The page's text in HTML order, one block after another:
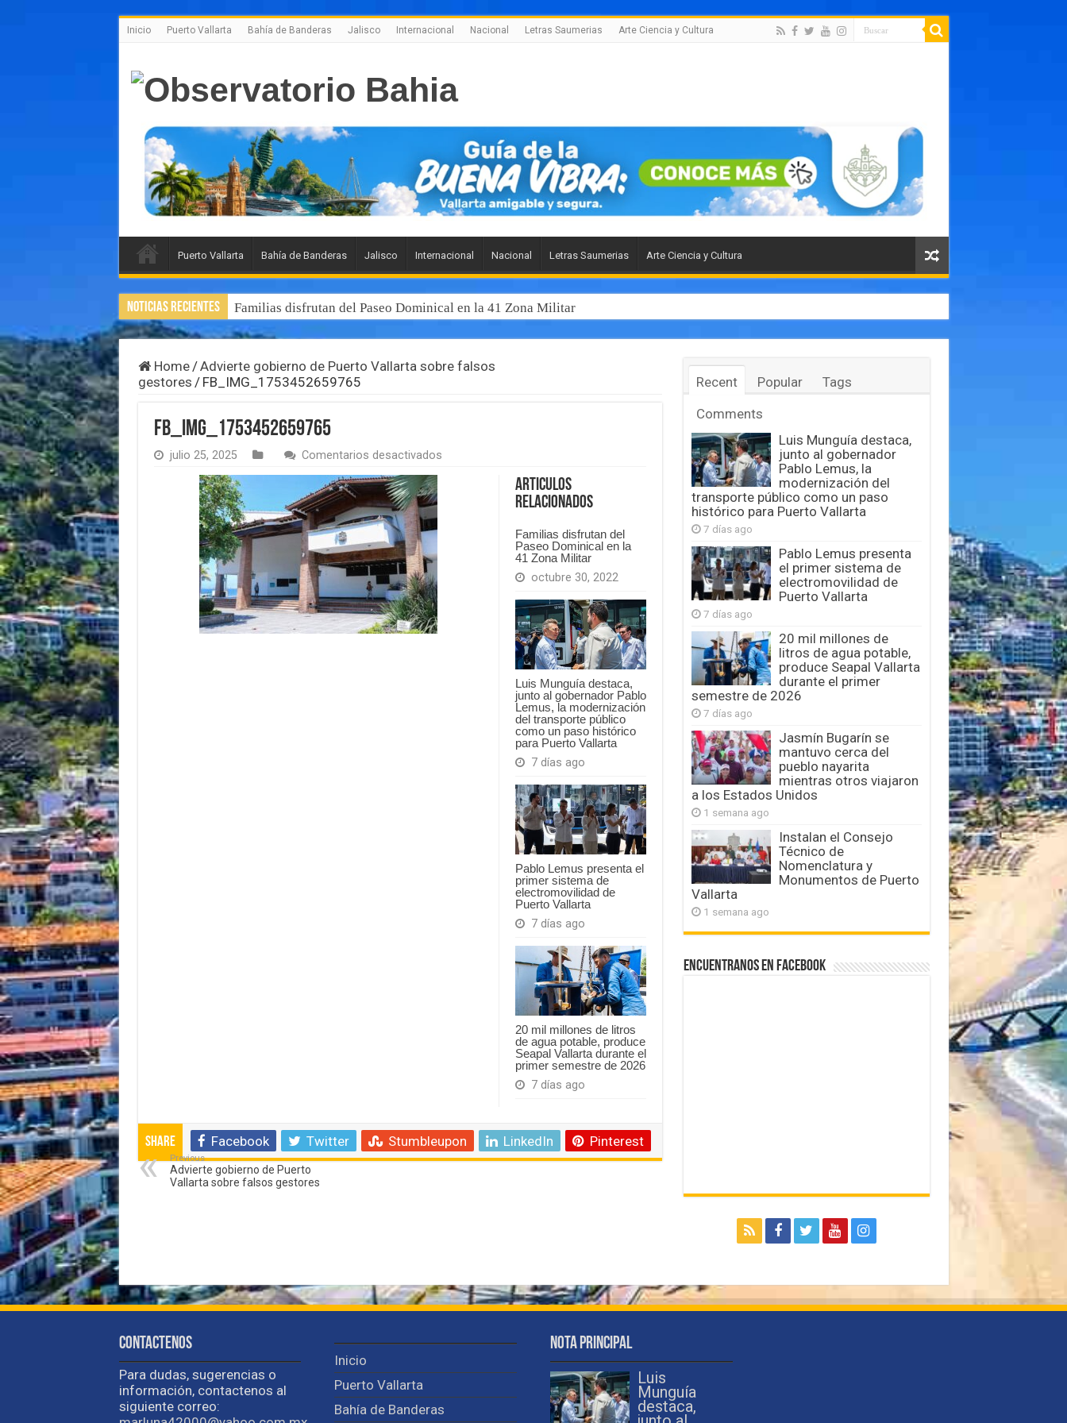
Inicio Puerto Vallarta Bahía de Banderas Jalisco Internacional Nacional Letras Saumerias Arte Ciencia y Cultura
Puerto Vallarta Bahía de Banderas Jalisco Internacional Nacional Letras Saumerias Arte Ciencia y Cultura
Noticias Recientes Familias disfrutan del Paseo Dominical en la 41 Zona Militar
Home/Advierte gobierno de Puerto Vallarta sobre falsos
gestores / FB_IMG_1753452659765
FB_IMG_1753452659765
julio 25, 2025 Comentarios desactivadosen
Articulos
Relacionados
Familias disfrutan del
Paseo Dominical en la
41 Zona Militar
octubre 30, 2022
Luis Munguía destaca,
junto al gobernador Pablo
Lemus, la modernización
del transporte público
como un paso histórico
para Puerto Vallarta
7 días ago
Pablo Lemus presenta el
primer sistema de
electromovilidad de
Puerto Vallarta
7 días ago
20 mil millones de litros
de agua potable, produce
Seapal Vallarta durante el
primer semestre de 2026
7 días ago
Share Facebook Twitter Stumbleupon LinkedIn Pinterest
Previous
Advierte gobierno de Puerto
Vallarta sobre falsos gestores
Recent Popular
Tags
Comments
Luis Munguía destaca,
junto al gobernador
Pablo Lemus, la
modernización del
transporte público como un paso
histórico para Puerto Vallarta
7 días ago
Pablo Lemus presenta
el primer sistema de
electromovilidad de
Puerto Vallarta
7 días ago
20 mil millones de
litros de agua potable,
produce Seapal Vallarta
durante el primer
semestre de 2026
7 días ago
Jasmín Bugarín se
mantuvo cerca del
pueblo nayarita
mientras otros viajaron
a los Estados Unidos
1 semana ago
Instalan el Consejo
Técnico de
Nomenclatura y
Monumentos de Puerto
Vallarta
1 semana ago
Encuentranos en Facebook
Contactenos
Para dudas, sugerencias o
información, contactenos al
siguiente correo:
Inicio
Puerto Vallarta
Bahía de Banderas
Nota Principal
Luis
Munguía
destaca,